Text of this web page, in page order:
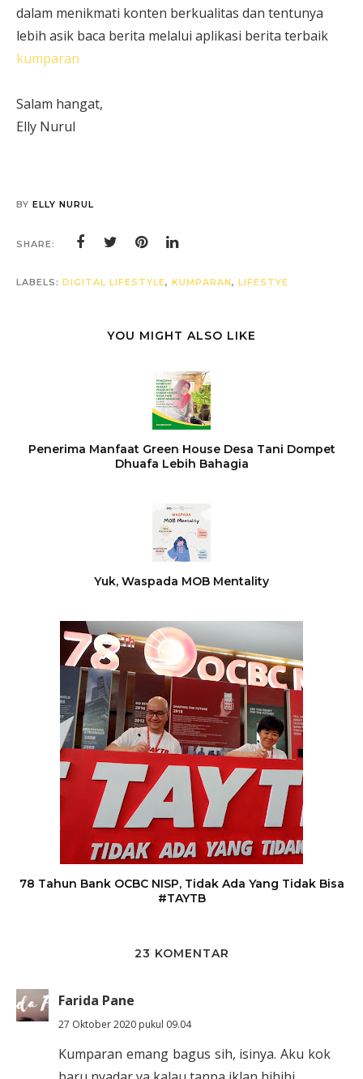
dalam menikmati konten berkualitas dan tentunya
lebih asik baca berita melalui aplikasi berita terbaik
kumparan
Salam hangat,
Elly Nurul
BY ELLY NURUL
SHARE:
LABELS: DIGITAL LIFESTYLE, KUMPARAN, LIFESTYE
YOU MIGHT ALSO LIKE
Penerima Manfaat Green House Desa Tani Dompet
Dhuafa Lebih Bahagia
Yuk, Waspada MOB Mentality
78 Tahun Bank OCBC NISP, Tidak Ada Yang Tidak Bisa
#TAYTB
23 KOMENTAR
Farida Pane
27 Oktober 2020 pukul 09.04
Kumparan emang bagus sih, isinya. Aku kok